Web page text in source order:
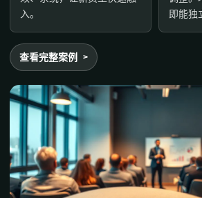
入。
即能独
查看完整案例